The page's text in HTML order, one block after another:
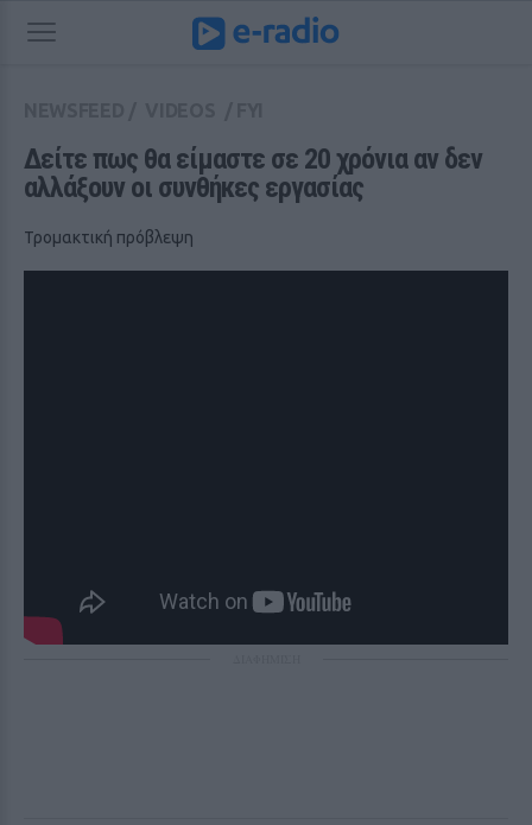
Δείτε πως θα είμαστε σε 20 χρόνια αν δεν
αλλάξουν οι συνθήκες εργασίας
Τρομακτική πρόβλεψη